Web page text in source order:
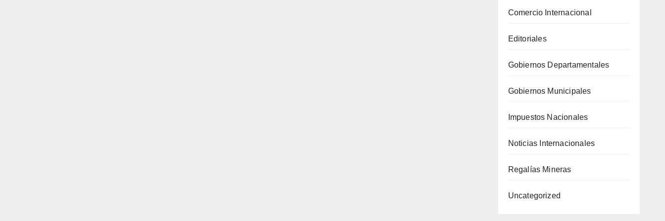
Comercio Internacional
Editoriales
Gobiernos Departamentales
Gobiernos Municipales
Impuestos Nacionales
Noticias Internacionales
Regalías Mineras
Uncategorized